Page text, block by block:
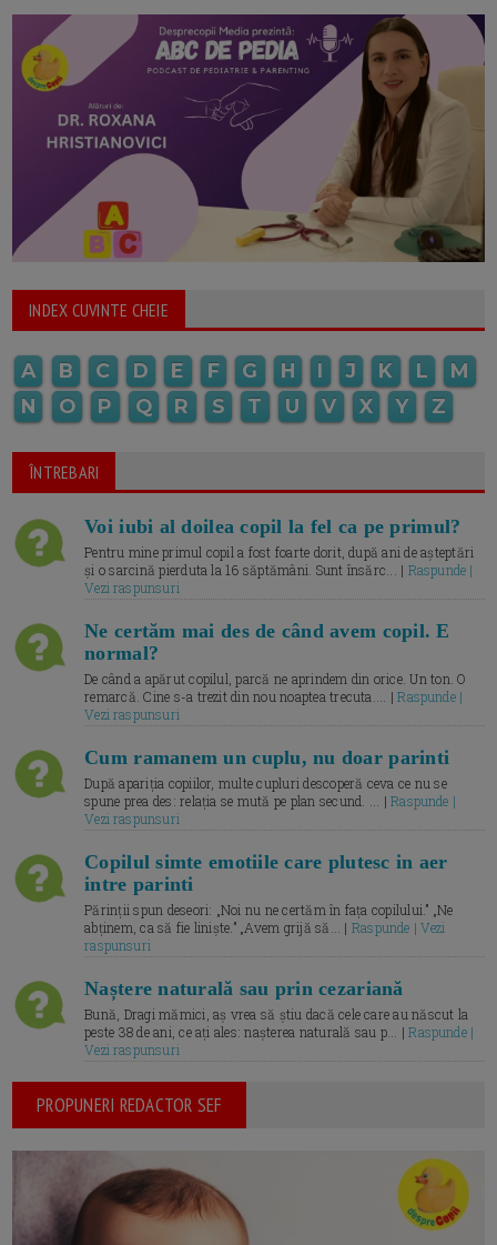
INDEX CUVINTE CHEIE
A B C D E F G H I J K L
M
N
O P Q R S T U V X Y Z
ÎNTREBARI
Voi iubi al doilea copil la fel ca pe primul?
Pentru mine primul copil a fost foarte dorit, după ani de așteptări
și o sarcină pierduta la 16 săptămâni. Sunt însărc... | Raspunde |
Vezi raspunsuri
Ne certăm mai des de când avem copil. E
normal?
De când a apărut copilul, parcă ne aprindem din orice. Un ton. O
remarcă. Cine s-a trezit din nou noaptea trecuta.... |Raspunde |
Vezi raspunsuri
Cum ramanem un cuplu, nu doar parinti
După apariția copiilor, multe cupluri descoperă ceva ce nu se
spune prea des: relația se mută pe plan secund. ... |Raspunde |
Vezi raspunsuri
Copilul simte emotiile care plutesc in aer
intre parinti
Părinții spun deseori: „Noi nu ne certăm în fața copilului.” „Ne
abținem, ca să fie liniște.” „Avem grijă să... | Raspunde | Vezi
raspunsuri
Naștere naturală sau prin cezariană
Bună, Dragi mămici, aș vrea să știu dacă cele care au născut la
peste 38 de ani, ce ați ales: nașterea naturală sau p... |Raspunde |
Vezi raspunsuri
PROPUNERI REDACTOR SEF